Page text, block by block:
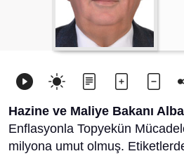
Hazine ve Maliye Bakanı
Enflasyonla Topyekün
milyona umut olmuş.